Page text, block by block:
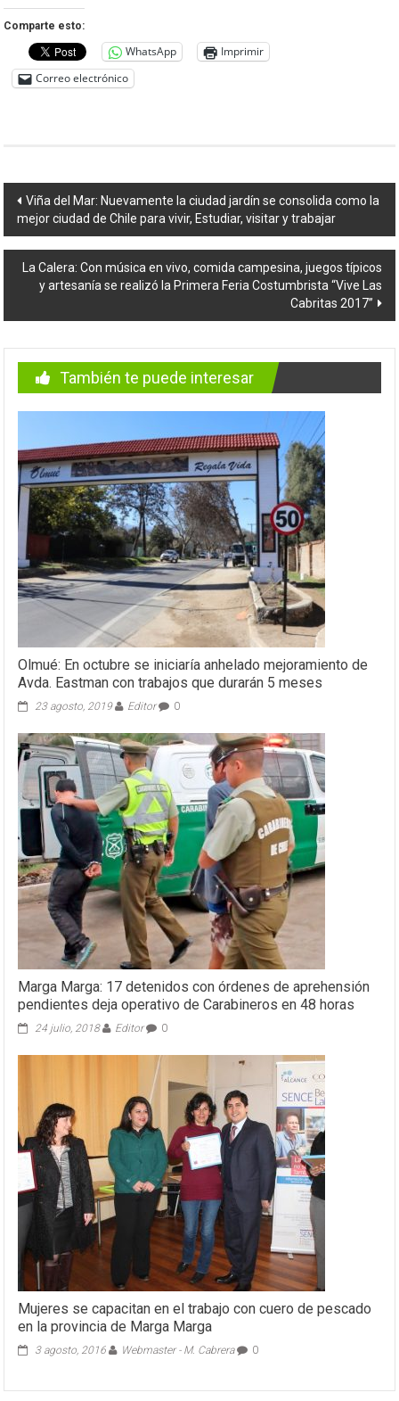
Comparte esto:
WhatsApp
Imprimir
Correo electrónico
Navegación
de
entradas
Viña del Mar: Nuevamente la ciudad jardín se consolida como la
mejor ciudad de Chile para vivir, Estudiar, visitar y trabajar
La Calera: Con música en vivo, comida campesina, juegos típicos
y artesanía se realizó la Primera Feria Costumbrista “Vive Las
Cabritas 2017”
También te puede interesar
Olmué: En octubre se iniciaría anhelado mejoramiento de
Avda. Eastman con trabajos que durarán 5 meses
23 agosto, 2019 Editor 0
Marga Marga: 17 detenidos con órdenes de aprehensión
pendientes deja operativo de Carabineros en 48 horas
24 julio, 2018 Editor 0
Mujeres se capacitan en el trabajo con cuero de pescado
en la provincia de Marga Marga
3 agosto, 2016 Webmaster - M. Cabrera 0